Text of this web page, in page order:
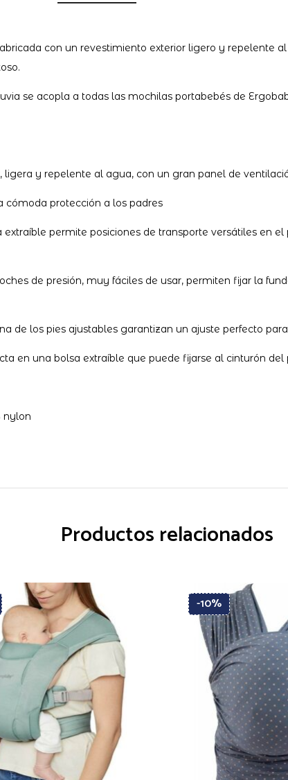
con un revestimiento exterior ligero y repelente
se acopla a todas las mochilas portabebés de
y repelente al agua, con un gran panel de
cómoda protección a los padres
permite posiciones de transporte versátiles en
de presión, muy fáciles de usar, permiten fijar la
de los pies ajustables garantizan un ajuste perfecto
en una bolsa extraíble que puede fijarse al cinturón del
nylon
Productos relacionados
-10%